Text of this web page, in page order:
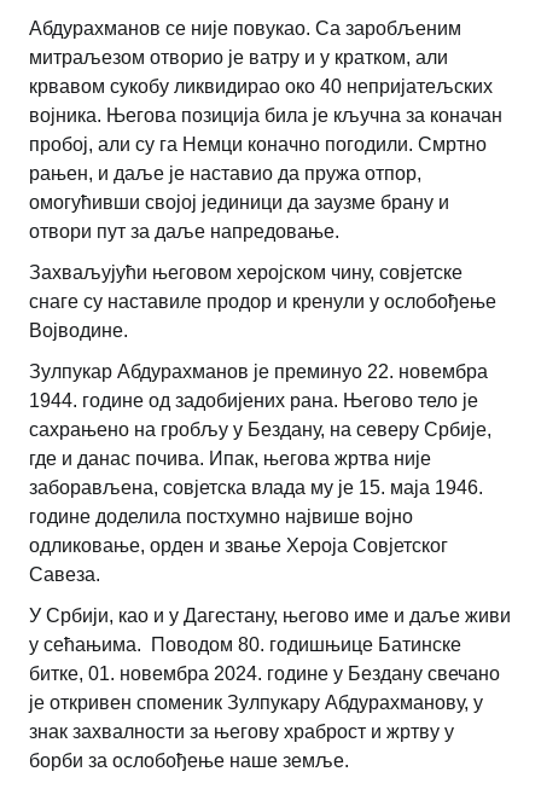
Абдурахманов се није повукао. Са заробљеним
митраљезом отворио је ватру и у кратком, али
крвавом сукобу ликвидирао око 40 непријатељских
војника. Његова позиција била је кључна за коначан
пробој, али су га Немци коначно погодили. Смртно
рањен, и даље је наставио да пружа отпор,
омогућивши својој јединици да заузме брану и
отвори пут за даље напредовање.
Захваљујући његовом херојском чину, совјетске
снаге су наставиле продор и кренули у ослобођење
Војводине.
Зулпукар Абдурахманов је преминуо 22. новембра
1944. године од задобијених рана. Његово тело је
сахрањено на гробљу у Бездану, на северу Србије,
где и данас почива. Ипак, његова жртва није
заборављена, совјетска влада му је 15. маја 1946.
године доделила постхумно највише војно
одликовање, орден и звање Хероја Совјетског
Савеза.
У Србији, као и у Дагестану, његово име и даље живи
у сећањима. Поводом 80. годишњице Батинске
битке, 01. новембра 2024. године у Бездану свечано
је откривен споменик Зулпукару Абдурахманову, у
знак захвалности за његову храброст и жртву у
борби за ослобођење наше земље.